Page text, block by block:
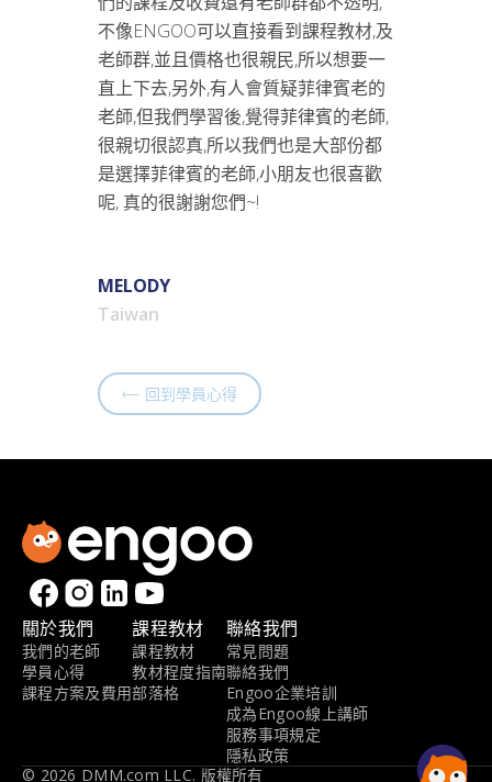
不像ENGOO可以直接看到課程教材,及
老師群,並且價格也很親民,所以想要一
直上下去,另外,有人會質疑菲律賓老的
老師,但我們學習後,覺得菲律賓的老師,
很親切很認真,所以我們也是大部份都
是選擇菲律賓的老師,小朋友也很喜歡
呢, 真的很謝謝您們~!
MELODY
Taiwan
回到學員心得
關於我們
我們的老師
學員心得
課程方案及費用
課程教材
課程教材
教材程度指南
部落格
聯絡我們
常見問題
聯絡我們
Engoo企業培訓
成為Engoo線上講師
服務事項規定
隱私政策
© 2026 DMM.com LLC. 版權所有